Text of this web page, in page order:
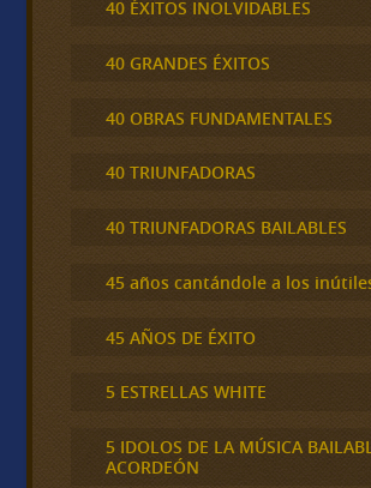
40 ÉXITOS INOLVIDABLES
40 GRANDES ÉXITOS
40 OBRAS FUNDAMENTALES
40 TRIUNFADORAS
40 TRIUNFADORAS BAILABLES
45 años cantándole a los
45 AÑOS DE ÉXITO
5 ESTRELLAS WHITE
5 IDOLOS DE LA MÚSICA
ACORDEÓN